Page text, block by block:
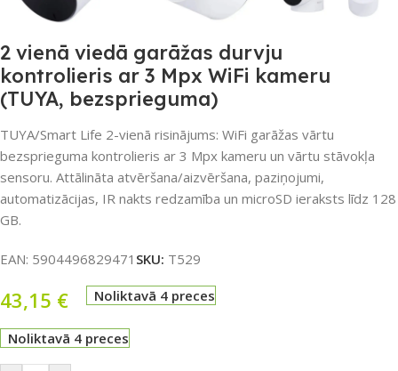
2 vienā viedā garāžas durvju
kontrolieris ar 3 Mpx WiFi kameru
(TUYA, bezsprieguma)
TUYA/Smart Life 2-vienā risinājums: WiFi garāžas vārtu
bezsprieguma kontrolieris ar 3 Mpx kameru un vārtu stāvokļa
sensoru. Attālināta atvēršana/aizvēršana, paziņojumi,
automatizācijas, IR nakts redzamība un microSD ieraksts līdz 128
GB.
EAN: 5904496829471 SKU: T529
43,15 € Noliktavā 4 preces
Noliktavā 4 preces